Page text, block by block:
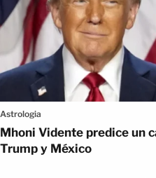
Astrologia
Mhoni Vidente predice un
Trump y México